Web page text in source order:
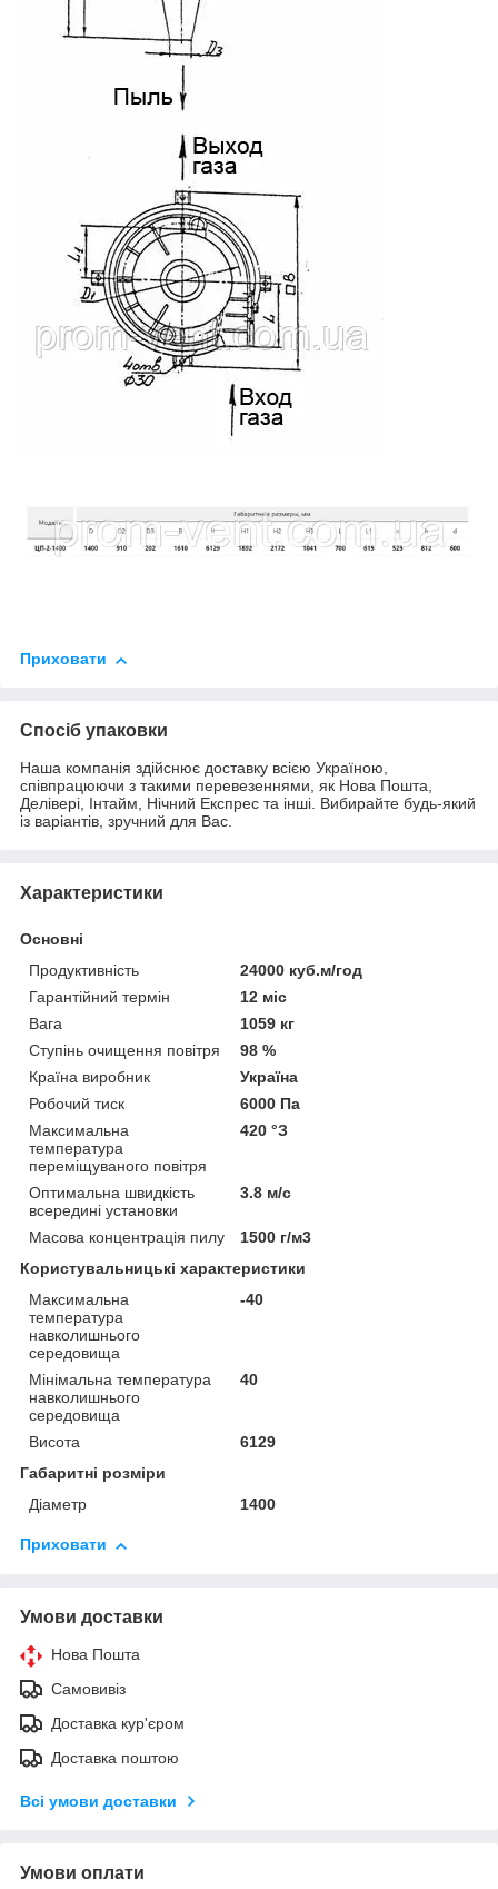
Приховати
Спосіб упаковки
Наша компанія здійснює доставку всією Україною,
співпрацюючи з такими перевезеннями, як Нова Пошта,
Делівері, Інтайм, Нічний Експрес та інші. Вибирайте будь-який
із варіантів, зручний для Вас.
Характеристики
Основні
Продуктивність
24000 куб.м/год
Гарантійний термін
12 міс
Вага
1059 кг
Ступінь очищення повітря
98 %
Країна виробник
Україна
Робочий тиск
6000 Па
Максимальна
температура
переміщуваного повітря
420 °З
Оптимальна швидкість
всередині установки
3.8 м/с
Масова концентрація пилу
1500 г/м3
Користувальницькі характеристики
Максимальна
температура
навколишнього
середовища
-40
Мінімальна температура
навколишнього
середовища
40
Висота
6129
Габаритні розміри
Діаметр
1400
Приховати
Умови доставки
Нова Пошта
Самовивіз
Доставка кур'єром
Доставка поштою
Всі умови доставки
Умови оплати